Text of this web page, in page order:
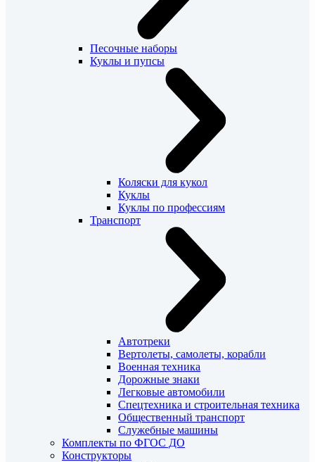
Песочные наборы
Куклы и пупсы
Коляски для кукол
Куклы
Куклы по профессиям
Транспорт
Автотреки
Вертолеты, самолеты, корабли
Военная техника
Дорожные знаки
Легковые автомобили
Спецтехника и строительная техника
Общественный транспорт
Служебные машины
Комплекты по ФГОС ДО
Конструкторы